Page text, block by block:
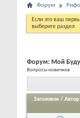
Форум
Если это ваш
выберите раздел
Форум: Мой
Вопросы новичков
Заголовок / Автор